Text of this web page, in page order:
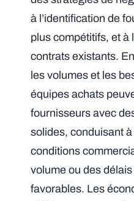
à l’identification de
plus compétitifs, et à
contrats existants.
les volumes et les
équipes achats
fournisseurs avec
solides, conduisant
conditions
volume ou des
favorables. Les